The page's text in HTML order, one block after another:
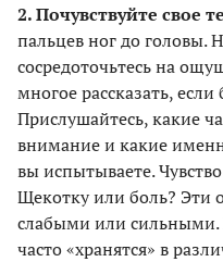
2. Почувствуйте свое
пальцев ног до головы.
сосредоточьтесь на
многое рассказать,
Прислушайтесь, какие
внимание и какие
вы испытываете.
Щекотку или боль? Эти
слабыми или
часто «хранятся» в